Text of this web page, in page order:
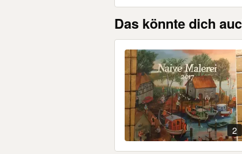
Das könnte dich
2